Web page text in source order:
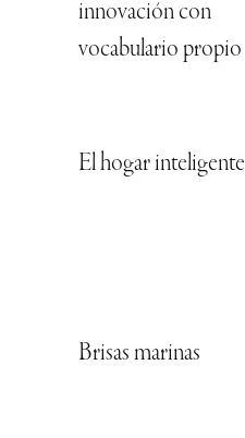
innovación con
vocabulario propio
El hogar inteligente
Brisas marinas